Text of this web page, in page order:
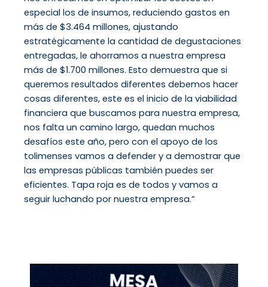
especial los de insumos, reduciendo gastos en
más de $3.464 millones, ajustando
estratégicamente la cantidad de degustaciones
entregadas, le ahorramos a nuestra empresa
más de $1.700 millones. Esto demuestra que si
queremos resultados diferentes debemos hacer
cosas diferentes, este es el inicio de la viabilidad
financiera que buscamos para nuestra empresa,
nos falta un camino largo, quedan muchos
desafíos este año, pero con el apoyo de los
tolimenses vamos a defender y a demostrar que
las empresas públicas también puedes ser
eficientes. Tapa roja es de todos y vamos a
seguir luchando por nuestra empresa.”